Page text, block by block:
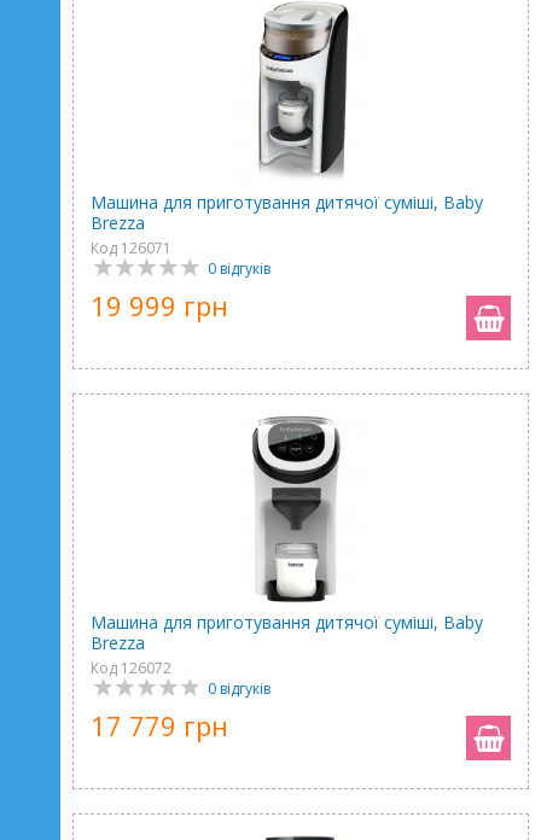
Машина для приготування дитячої суміші, Baby
Brezza
Код 126071
0 відгуків
19 999 грн
Машина для приготування дитячої суміші, Baby
Brezza
Код 126072
0 відгуків
17 779 грн